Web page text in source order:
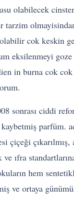
olabilecek
tarzim
cok keskin
eksilenmeyi
in burna cok cok
sonrası ciddi
kaybetmiş parfüm.
çiçeği çıkarılmış,
ıfra
hem
ve ortaya